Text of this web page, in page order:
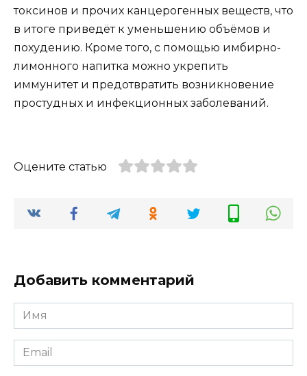
токсинов и прочих канцерогенных веществ, что
в итоге приведёт к уменьшению объёмов и
похудению. Кроме того, с помощью имбирно-
лимонного напитка можно укрепить
иммунитет и предотвратить возникновение
простудных и инфекционных заболеваний.
Оцените статью
Добавить комментарий
Имя
*
Email
*